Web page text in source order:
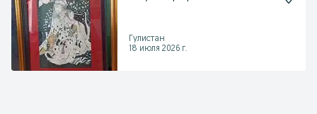
Гулистан
18 июля 2026 г.